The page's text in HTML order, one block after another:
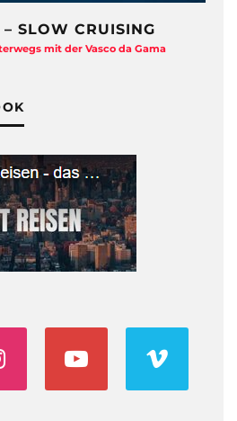
SLOW CRUISING
mit der Vasco da Gama